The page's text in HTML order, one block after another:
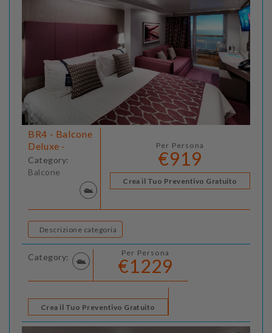
BR4 - Balcone
Deluxe -
Category:
Balcone
Per Persona
€919
Crea il Tuo Preventivo Gratuito
Descrizione categoria
Category: Per Persona
€1229
Crea il Tuo Preventivo Gratuito